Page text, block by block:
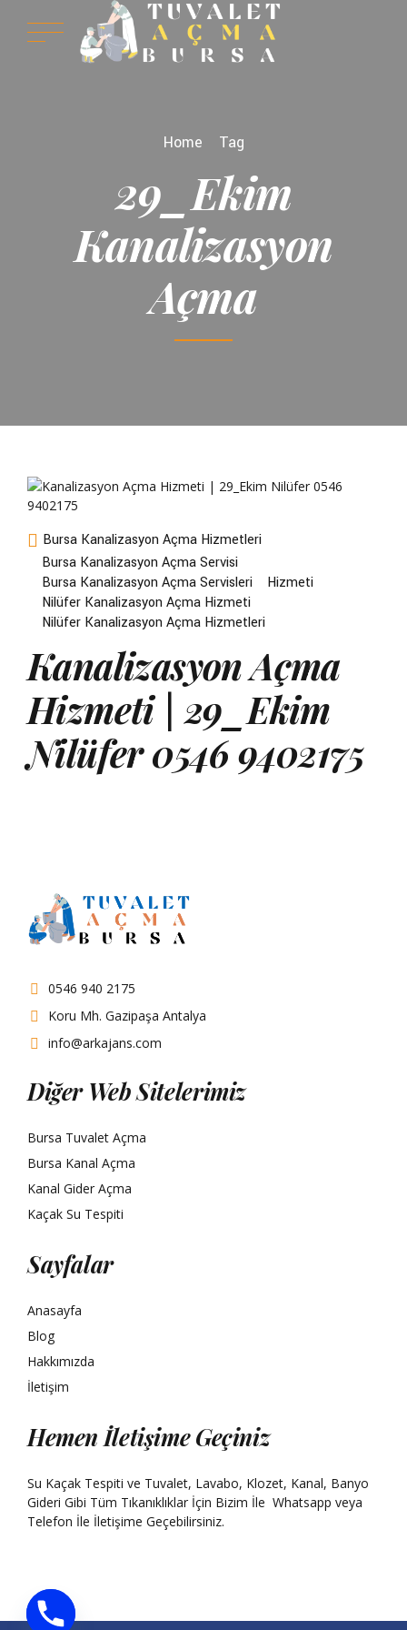
Home Tag
29_Ekim
Kanalizasyon
Açma
Bursa Kanalizasyon Açma Hizmetleri
Bursa Kanalizasyon Açma Servisi
Bursa Kanalizasyon Açma Servisleri
Hizmeti
Nilüfer Kanalizasyon Açma Hizmeti
Nilüfer Kanalizasyon Açma Hizmetleri
Kanalizasyon Açma
Hizmeti | 29_Ekim
Nilüfer 0546 9402175
0546 940 2175
Koru Mh. Gazipaşa Antalya
info@arkajans.com
Diğer Web Sitelerimiz
Bursa Tuvalet Açma
Bursa Kanal Açma
Kanal Gider Açma
Kaçak Su Tespiti
Sayfalar
Anasayfa
Blog
Hakkımızda
İletişim
Hemen İletişime Geçiniz
Su Kaçak Tespiti ve Tuvalet, Lavabo, Klozet, Kanal, Banyo
Gideri Gibi Tüm Tıkanıklıklar İçin Bizim İle Whatsapp veya
Telefon İle İletişime Geçebilirsiniz.